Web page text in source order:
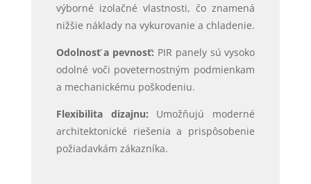
výborné izolačné vlastnosti, čo znamená
nižšie náklady na vykurovanie a chladenie.
Odolnosť a pevnosť: PIR panely sú vysoko
odolné voči poveternostným podmienkam
a mechanickému poškodeniu.
Flexibilita dizajnu: Umožňujú moderné
architektonické riešenia a prispôsobenie
požiadavkám zákazníka.